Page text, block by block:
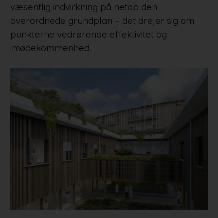
væsentlig indvirkning på netop den
overordnede grundplan – det drejer sig om
punkterne vedrørende effektivitet og
imødekommenhed.